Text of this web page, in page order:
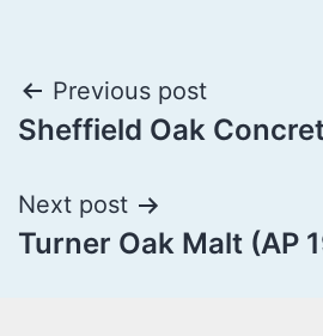
Previous post
Sheffield Oak
Next post
Turner Oak Malt (AP